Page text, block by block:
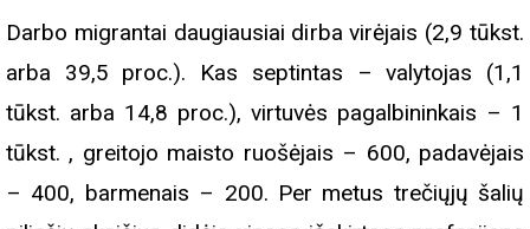
Darbo migrantai daugiausiai dirba virėjais (2,9 tūkst.
arba 39,5 proc.). Kas septintas – valytojas (1,1
tūkst. arba 14,8 proc.), virtuvės pagalbininkais – 1
tūkst. , greitojo maisto ruošėjais – 600, padavėjais
– 400, barmenais – 200. Per metus trečiųjų šalių